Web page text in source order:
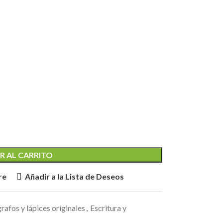
AL CARRITO
Añadir a la Lista de Deseos
y lápices originales
Escritura y